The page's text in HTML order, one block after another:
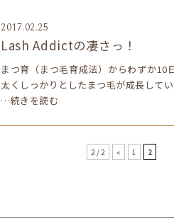
2017.02.25
Lash Addictの凄さっ！
まつ育（まつ毛育成法）からわずか10
太くしっかりとしたまつ毛が成長して
…続きを読む
2 / 2 « 1 2